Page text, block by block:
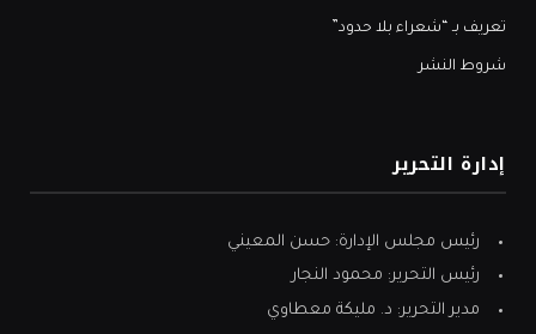
تعريف بـ “شعراء بلا حدود”
شروط النشر
إدارة التحرير
رئيس مجلس الإدارة: حسن المعيني
رئيس التحرير: محمود النجار
مدير التحرير: د. مليكة معطاوي